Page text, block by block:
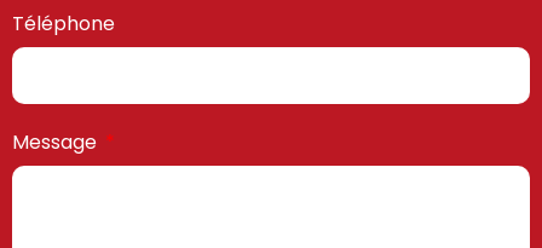
Téléphone
Message